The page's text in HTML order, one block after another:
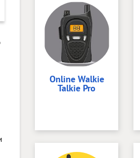
Online Walkie
Talkie Pro